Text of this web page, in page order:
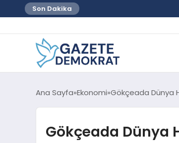
Son Dakika
Ana Sayfa Ekonomi Gökçeada Dünya
Gökçeada Dünya